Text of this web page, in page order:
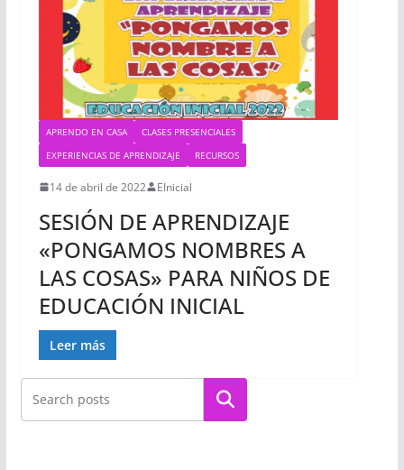
APRENDO EN CASA
CLASES PRESENCIALES
EXPERIENCIAS DE APRENDIZAJE
RECURSOS
14 de abril de 2022 EInicial
SESIÓN DE APRENDIZAJE
«PONGAMOS NOMBRES A
LAS COSAS» PARA NIÑOS DE
EDUCACIÓN INICIAL
Leer más
Buscar